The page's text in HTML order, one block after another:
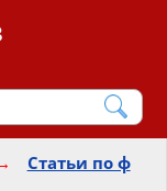
Статьи по ф